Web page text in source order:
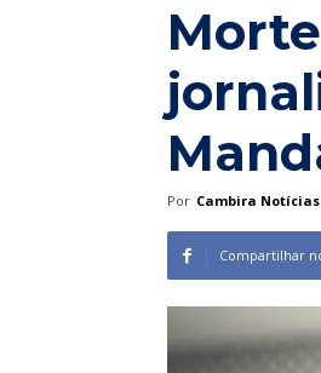
Por Cambira Notícias
Compartilhar